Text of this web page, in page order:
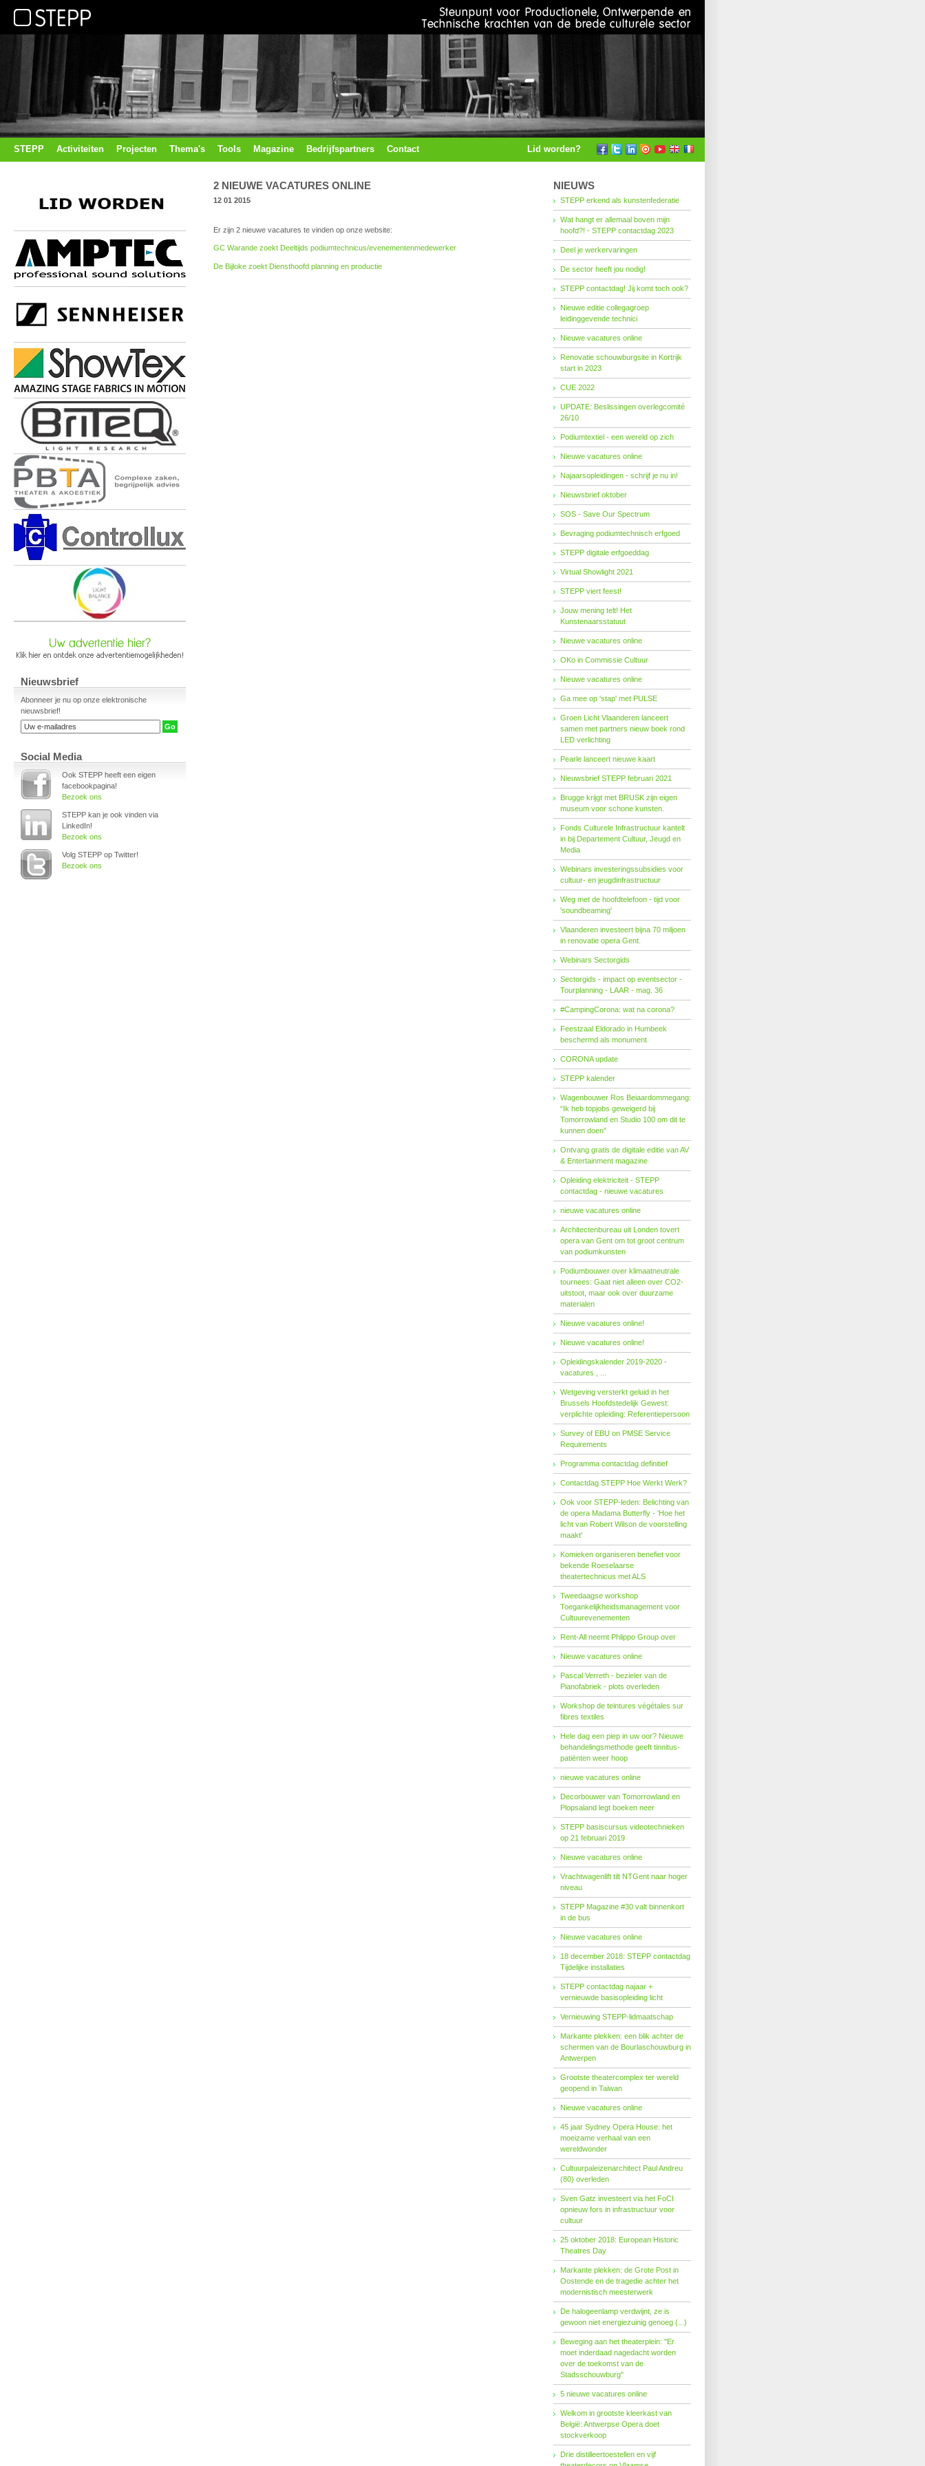
STEPP Activiteiten Projecten Thema's Tools Magazine Bedrijfspartners Contact Lid worden?
Nieuwsbrief
Abonneer je nu op onze elektronische
nieuwsbrief!
Social Media
Ook STEPP heeft een eigen
facebookpagina!
Bezoek ons
STEPP kan je ook vinden via
LinkedIn!
Bezoek ons
Volg STEPP op Twitter!
Bezoek ons
2 NIEUWE VACATURES ONLINE
12 01 2015
Er zijn 2 nieuwe vacatures te vinden op onze website:
GC Warande zoekt Deeltijds podiumtechnicus/evenementenmedewerker
De Bijloke zoekt Diensthoofd planning en productie
NIEUWS
STEPP erkend als kunstenfederatie
Wat hangt er allemaal boven mijn
hoofd?! - STEPP contactdag 2023
Deel je werkervaringen
De sector heeft jou nodig!
STEPP contactdag! Jij komt toch ook?
Nieuwe editie collegagroep
leidinggevende technici
Nieuwe vacatures online
Renovatie schouwburgsite in Kortrijk
start in 2023
CUE 2022
UPDATE: Beslissingen overlegcomité
26/10
Podiumtextiel - een wereld op zich
Nieuwe vacatures online
Najaarsopleidingen - schrijf je nu in!
Nieuwsbrief oktober
SOS - Save Our Spectrum
Bevraging podiumtechnisch erfgoed
STEPP digitale erfgoeddag
Virtual Showlight 2021
STEPP viert feest!
Jouw mening telt! Het
Kunstenaarsstatuut
Nieuwe vacatures online
OKo in Commissie Cultuur
Nieuwe vacatures online
Ga mee op 'stap' met PULSE
Groen Licht Vlaanderen lanceert
samen met partners nieuw boek rond
LED verlichting
Pearle lanceert nieuwe kaart
Nieuwsbrief STEPP februari 2021
Brugge krijgt met BRUSK zijn eigen
museum voor schone kunsten.
Fonds Cul­tu­re­le In­fra­struc­tuur kan­telt
in bij De­par­te­ment Cul­tuur, Jeugd en
Me­dia
Webinars investeringssubsidies voor
cultuur- en jeugdinfrastructuur
Weg met de hoofdtelefoon - tijd voor
'soundbeaming'
Vlaanderen investeert bijna 70 miljoen
in renovatie opera Gent.
Webinars Sectorgids
Sectorgids - impact op eventsector -
Tourplanning - LAAR - mag. 36
#CampingCorona: wat na corona?
Feestzaal Eldorado in Humbeek
beschermd als monument
CORONA update
STEPP kalender
Wagenbouwer Ros Beiaardommegang:
“Ik heb topjobs geweigerd bij
Tomorrowland en Studio 100 om dit te
kunnen doen”
Ontvang gratis de digitale editie van AV
& Entertainment magazine
Opleiding elektriciteit - STEPP
contactdag - nieuwe vacatures
nieuwe vacatures online
Architectenbureau uit Londen tovert
opera van Gent om tot groot centrum
van podiumkunsten
Podiumbouwer over klimaatneutrale
tournees: Gaat niet alleen over CO2-
uitstoot, maar ook over duurzame
materialen
Nieuwe vacatures online!
Nieuwe vacatures online!
Opleidingskalender 2019-2020 -
vacatures , ...
Wetgeving versterkt geluid in het
Brussels Hoofdstedelijk Gewest:
verplichte opleiding: Referentiepersoon
Survey of EBU on PMSE Service
Requirements
Programma contactdag definitief
Contactdag STEPP Hoe Werkt Werk?
Ook voor STEPP-leden: Belichting van
de opera Madama Butterfly - 'Hoe het
licht van Robert Wilson de voorstelling
maakt'
Komieken organiseren benefiet voor
bekende Roeselaarse
theatertechnicus met ALS
Tweedaagse workshop
Toegankelijkheidsmanagement voor
Cultuurevenementen
Rent-All neemt Phlippo Group over
Nieuwe vacatures online
Pascal Verreth - bezieler van de
Pianofabriek - plots overleden
Workshop de teintures végétales sur
fibres textiles
Hele dag een piep in uw oor? Nieuwe
behandelings­methode geeft tinnitus-
patiënten weer hoop
nieuwe vacatures online
Decorbouwer van Tomorrowland en
Plopsaland legt boeken neer
STEPP basiscursus videotechnieken
op 21 februari 2019
Nieuwe vacatures online
Vrachtwagenlift tilt NTGent naar hoger
niveau
STEPP Magazine #30 valt binnenkort
in de bus
Nieuwe vacatures online
18 december 2018: STEPP contactdag
Tijdelijke installaties
STEPP contactdag najaar +
vernieuwde basisopleiding licht
Vernieuwing STEPP-lidmaatschap
Markante plekken: een blik achter de
schermen van de Bourlaschouwburg in
Antwerpen
Grootste theatercomplex ter wereld
geopend in Taiwan
Nieuwe vacatures online
45 jaar Sydney Opera House: het
moeizame verhaal van een
wereldwonder
Cultuurpaleizenarchitect Paul Andreu
(80) overleden
Sven Gatz investeert via het FoCI
opnieuw fors in infrastructuur voor
cultuur
25 oktober 2018: European Historic
Theatres Day
Markante plekken: de Grote Post in
Oostende en de tragedie achter het
modernistisch meesterwerk
De halogeenlamp verdwijnt, ze is
gewoon niet energiezuinig genoeg (...)
Beweging aan het theaterplein: ''Er
moet inderdaad nagedacht worden
over de toekomst van de
Stadsschouwburg''
5 nieuwe vacatures online
Welkom in grootste kleerkast van
België: Antwerpse Opera doet
stockverkoop
Drie distilleertoestellen en vijf